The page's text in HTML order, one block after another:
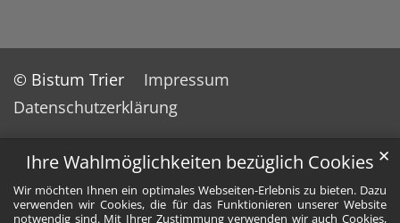
Ihre Wahlmöglichkeiten bezüglich Cookies
Wir möchten Ihnen ein optimales Webseiten-Erlebnis zu bieten. Dazu
verwenden wir Cookies, die für das Funktionieren unserer Website
notwendig sind. Mit Ihrer Zustimmung verwenden wir auch Cookies,
✕
© Bistum Trier
Impressum
Datenschutzerklärung